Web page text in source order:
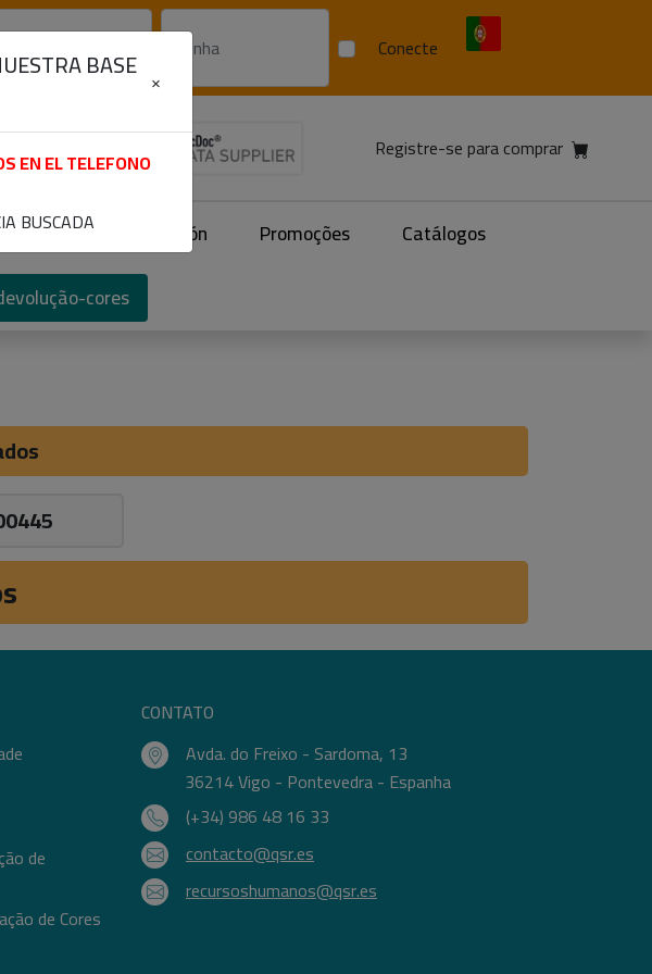
Conecte
Registre-se para comprar
Electro/Calefacción Promoções
Catálogos
cores
de
de Cores
CONTATO
Avda. do Freixo - Sardoma, 13
36214 Vigo - Pontevedra - Espanha
(+34) 986 48 16 33
contacto@qsr.es
recursoshumanos@qsr.es
BASE ×
EN EL TELEFONO
BUSCADA